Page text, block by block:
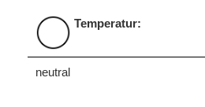
Temperatur:
neutral